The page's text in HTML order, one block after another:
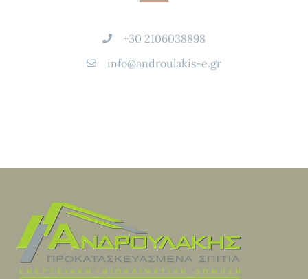
+30 2106038898
info@androulakis-e.gr